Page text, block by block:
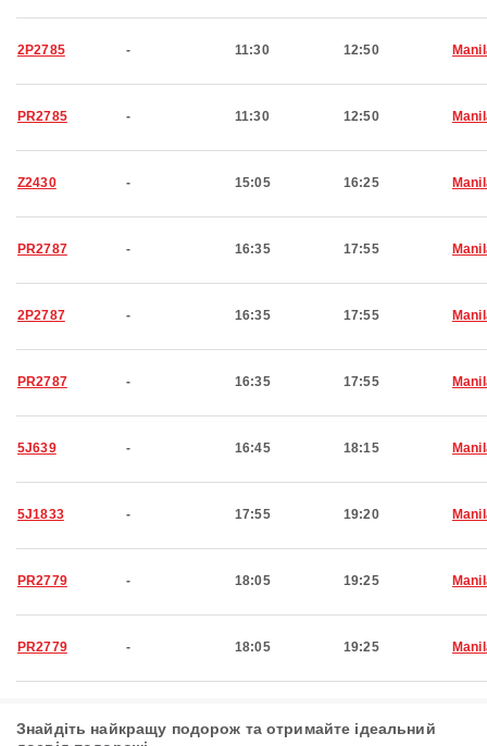
2P2785 - 11:30 12:50
PR2785 - 11:30 12:50
Z2430 - 15:05 16:25
PR2787 - 16:35 17:55
2P2787 - 16:35 17:55
PR2787 - 16:35 17:55
5J639 - 16:45 18:15
5J1833 - 17:55 19:20
PR2779 - 18:05 19:25
PR2779 - 18:05 19:25
Знайдіть найкращу подорож та отримайте ідеальний